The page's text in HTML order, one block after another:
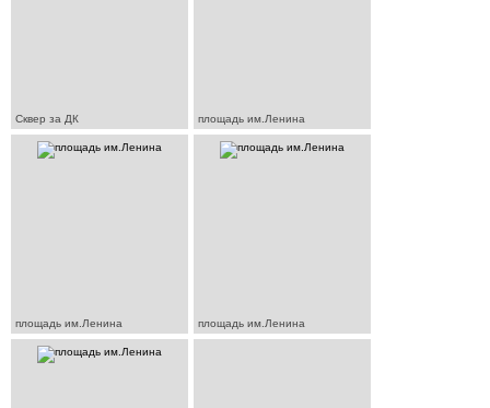
Сквер за ДК площадь им.Ленина
площадь им.Ленина площадь им.Ленина